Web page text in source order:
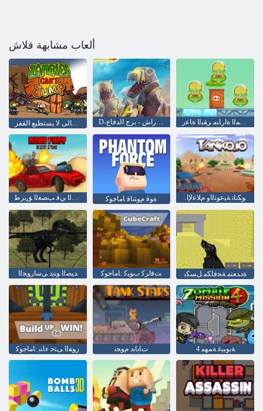
ألعاب مشابهة فلاش
الكسالى لا يستطيع القفز D-يوم: راش - برج الدفاع ﺦﻳﺮﻤﻟﺍ ﺓﺍﺭﺎﺒﻣ ﺮﻘﺒﻟﺍ ﺓﺎﻋﺭ
ءﺍﺮﺤﺼﻟﺍ ﻲﻓ ﺐﻀﻐﻟﺍ ﻖﻳﺮﻃ ﺓﻮﻗ ﻡﻮﺘﻧﺎﻓ ﺎﻣﺎﺟﻮﻛ .ﻮﻜﻧﺎﺗ ﺔﻴﻋﻮﺘﻟﺍﻭ ﻡﻼ ﻋﻹ ﺍ
ﺪﻴﺼﻟﺍ ﻮﻨﻳﺩ ﻲﺳﺍﺭﻮﺠﻟﺍ ﺖﻓﺍﺮﻛ ﺏﻮﻴﻛ :ﺎﻣﺎﺟﻮﻛ ﺓﺩﺪﻌﺘﻣ ﺔﺤﻓﺎﻜﻣ ﻞﺴﻜﺑ
ﺯﻮﻔﻟﺍ ﻰﺘﺣ ءﺎﻨﺑ :ﺎﻣﺎﺟﻮﻛ ﺕﺎﺑﺎﺑﺩ ﻡﻮﺠﻧ 4 ﺔﺑﻮﺒﻴﻏ ﺔﻤﻬﻣ